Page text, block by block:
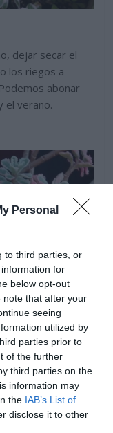
Personal
to third parties, or
for
below opt-out
note that after your
seeing
utilized by
parties prior to
of the further
third parties on the
information may
the IAB’s List of
disclose it to other
dejar secar el
los riegos a
abonar
el verano.